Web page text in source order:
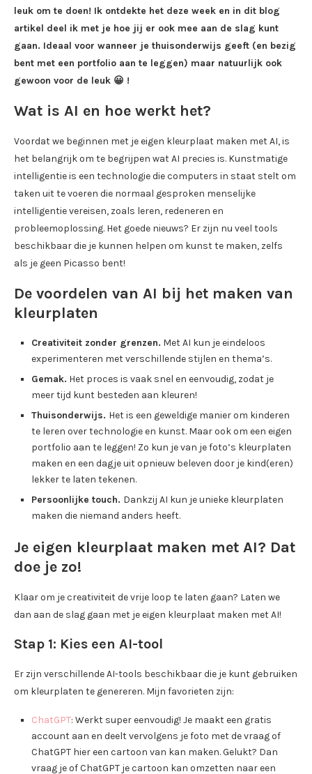
leuk om te doen! Ik ontdekte het deze week en in dit blog
artikel deel ik met je hoe jij er ook mee aan de slag kunt
gaan. Ideaal voor wanneer je thuisonderwijs geeft (en bezig
bent met een portfolio aan te leggen) maar natuurlijk ook
gewoon voor de leuk 😀 !
Wat is AI en hoe werkt het?
Voordat we beginnen met je eigen kleurplaat maken met AI, is
het belangrijk om te begrijpen wat AI precies is. Kunstmatige
intelligentie is een technologie die computers in staat stelt om
taken uit te voeren die normaal gesproken menselijke
intelligentie vereisen, zoals leren, redeneren en
probleemoplossing. Het goede nieuws? Er zijn nu veel tools
beschikbaar die je kunnen helpen om kunst te maken, zelfs
als je geen Picasso bent!
De voordelen van AI bij het maken van
kleurplaten
Creativiteit zonder grenzen. Met AI kun je eindeloos
experimenteren met verschillende stijlen en thema’s.
Gemak. Het proces is vaak snel en eenvoudig, zodat je
meer tijd kunt besteden aan kleuren!
Thuisonderwijs. Het is een geweldige manier om kinderen
te leren over technologie en kunst. Maar ook om een eigen
portfolio aan te leggen! Zo kun je van je foto’s kleurplaten
maken en een dagje uit opnieuw beleven door je kind(eren)
lekker te laten tekenen.
Persoonlijke touch. Dankzij AI kun je unieke kleurplaten
maken die niemand anders heeft.
Je eigen kleurplaat maken met AI? Dat
doe je zo!
Klaar om je creativiteit de vrije loop te laten gaan? Laten we
dan aan de slag gaan met je eigen kleurplaat maken met AI!
Stap 1: Kies een AI-tool
Er zijn verschillende AI-tools beschikbaar die je kunt gebruiken
om kleurplaten te genereren. Mijn favorieten zijn:
ChatGPT: Werkt super eenvoudig! Je maakt een gratis
account aan en deelt vervolgens je foto met de vraag of
ChatGPT hier een cartoon van kan maken. Gelukt? Dan
vraag je of ChatGPT je cartoon kan omzetten naar een